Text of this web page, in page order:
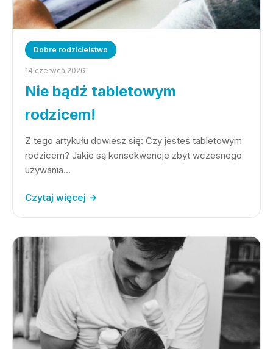
Dobre rodzicielstwo
14 czerwca 2026
Nie bądź tabletowym
rodzicem!
Z tego artykułu dowiesz się: Czy jesteś tabletowym
rodzicem? Jakie są konsekwencje zbyt wczesnego
używania…
Czytaj więcej →